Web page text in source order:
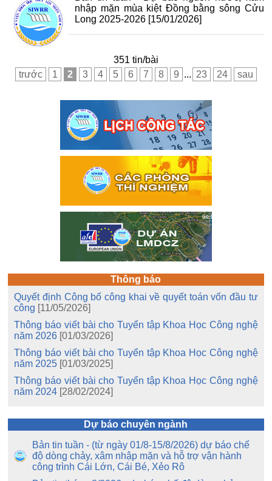
nhập mặn mùa kiệt Đồng bằng sông Cửu
Long 2025-2026 [15/01/2026]
351 tin/bài
trước
1 2 3 4 5 6 7 8 9 ... 23 24 sau
Thông báo
Quyết định Công bố công khai về quyết toán vốn đầu tư
công [11/05/2026]
Thông báo viết bài cho Tuyển tập Khoa Học Công nghệ
năm 2026 [01/03/2026]
Thông báo viết bài cho Tuyển tập Khoa Học Công nghệ
năm 2025 [01/03/2025]
Thông báo viết bài cho Tuyển tập Khoa Học Công nghệ
năm 2024 [28/02/2024]
Dự báo chuyên ngành
Bản tin tuần - (từ ngày 01/8-15/8/2026) dự báo chế
độ dòng chảy, xâm nhập mặn và hỗ trợ vận hành
công trình Cái Lớn, Cái Bé, Xẻo Rô